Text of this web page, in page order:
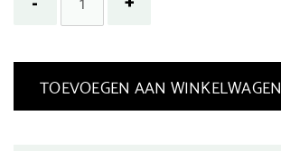
TOEVOEGEN AAN WINKELWAGEN